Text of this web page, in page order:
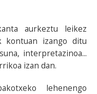
aurkeztu leikez
kontuan izango ditu
interpretazinoa...
izan dan.
lehenengo